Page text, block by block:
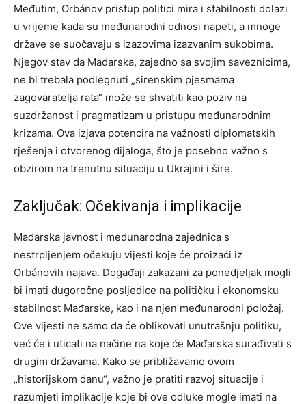
Međutim, Orbánov pristup politici mira i stabilnosti dolazi
u vrijeme kada su međunarodni odnosi napeti, a mnoge
države se suočavaju s izazovima izazvanim sukobima.
Njegov stav da Mađarska, zajedno sa svojim saveznicima,
ne bi trebala podlegnuti „sirenskim pjesmama
zagovaratelja rata“ može se shvatiti kao poziv na
suzdržanost i pragmatizam u pristupu međunarodnim
krizama. Ova izjava potencira na važnosti diplomatskih
rješenja i otvorenog dijaloga, što je posebno važno s
obzirom na trenutnu situaciju u Ukrajini i šire.
Zaključak: Očekivanja i implikacije
Mađarska javnost i međunarodna zajednica s
nestrpljenjem očekuju vijesti koje će proizaći iz
Orbánovih najava. Događaji zakazani za ponedjeljak mogli
bi imati dugoročne posljedice na političku i ekonomsku
stabilnost Mađarske, kao i na njen međunarodni položaj.
Ove vijesti ne samo da će oblikovati unutrašnju politiku,
već će i uticati na načine na koje će Mađarska surađivati s
drugim državama. Kako se približavamo ovom
„historijskom danu“, važno je pratiti razvoj situacije i
razumjeti implikacije koje bi ove odluke mogle imati na